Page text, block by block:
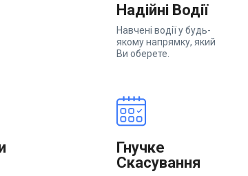
Надійні Водії
Навчені водії у будь-
якому напрямку, який
Ви оберете.
Гнучке
Скасування